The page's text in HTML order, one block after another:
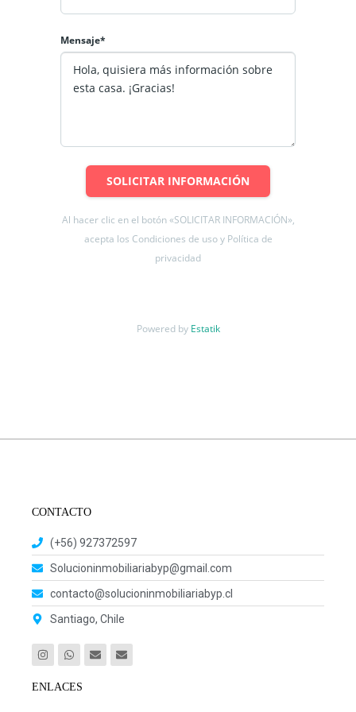
Mensaje*
SOLICITAR INFORMACIÓN
Al hacer clic en el botón «SOLICITAR INFORMACIÓN»,
acepta los Condiciones de uso y Política de
privacidad
Powered by Estatik
CONTACTO
(+56) 927372597
Solucioninmobiliariabyp@gmail.com
contacto@solucioninmobiliariabyp.cl
Santiago, Chile
ENLACES